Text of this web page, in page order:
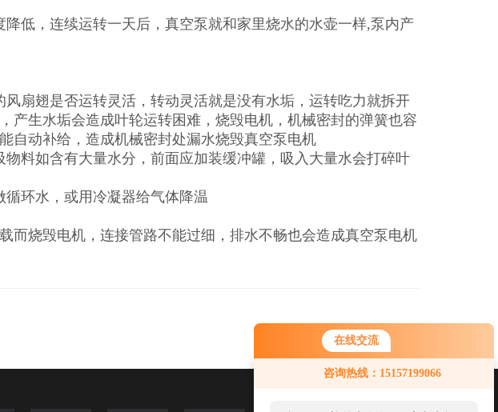
在线交流
咨询热线：15157199066
低，连续运转一天后，真空泵就和家里烧水的水壶一样,泵内产
扇翅是否运转灵活，转动灵活就是没有水垢，运转吃力就拆开
产生水垢会造成叶轮运转困难，烧毁电机，机械密封的弹簧也容
自动补给，造成机械密封处漏水烧毁真空泵电机
料如含有大量水分，前面应加装缓冲罐，吸入大量水会打碎叶
环水，或用冷凝器给气体降温
而烧毁电机，连接管路不能过细，排水不畅也会造成真空泵电机